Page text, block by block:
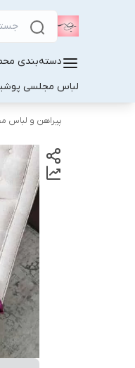
دسته‌بندی
لباس مجلسی
پیراهن و لباس